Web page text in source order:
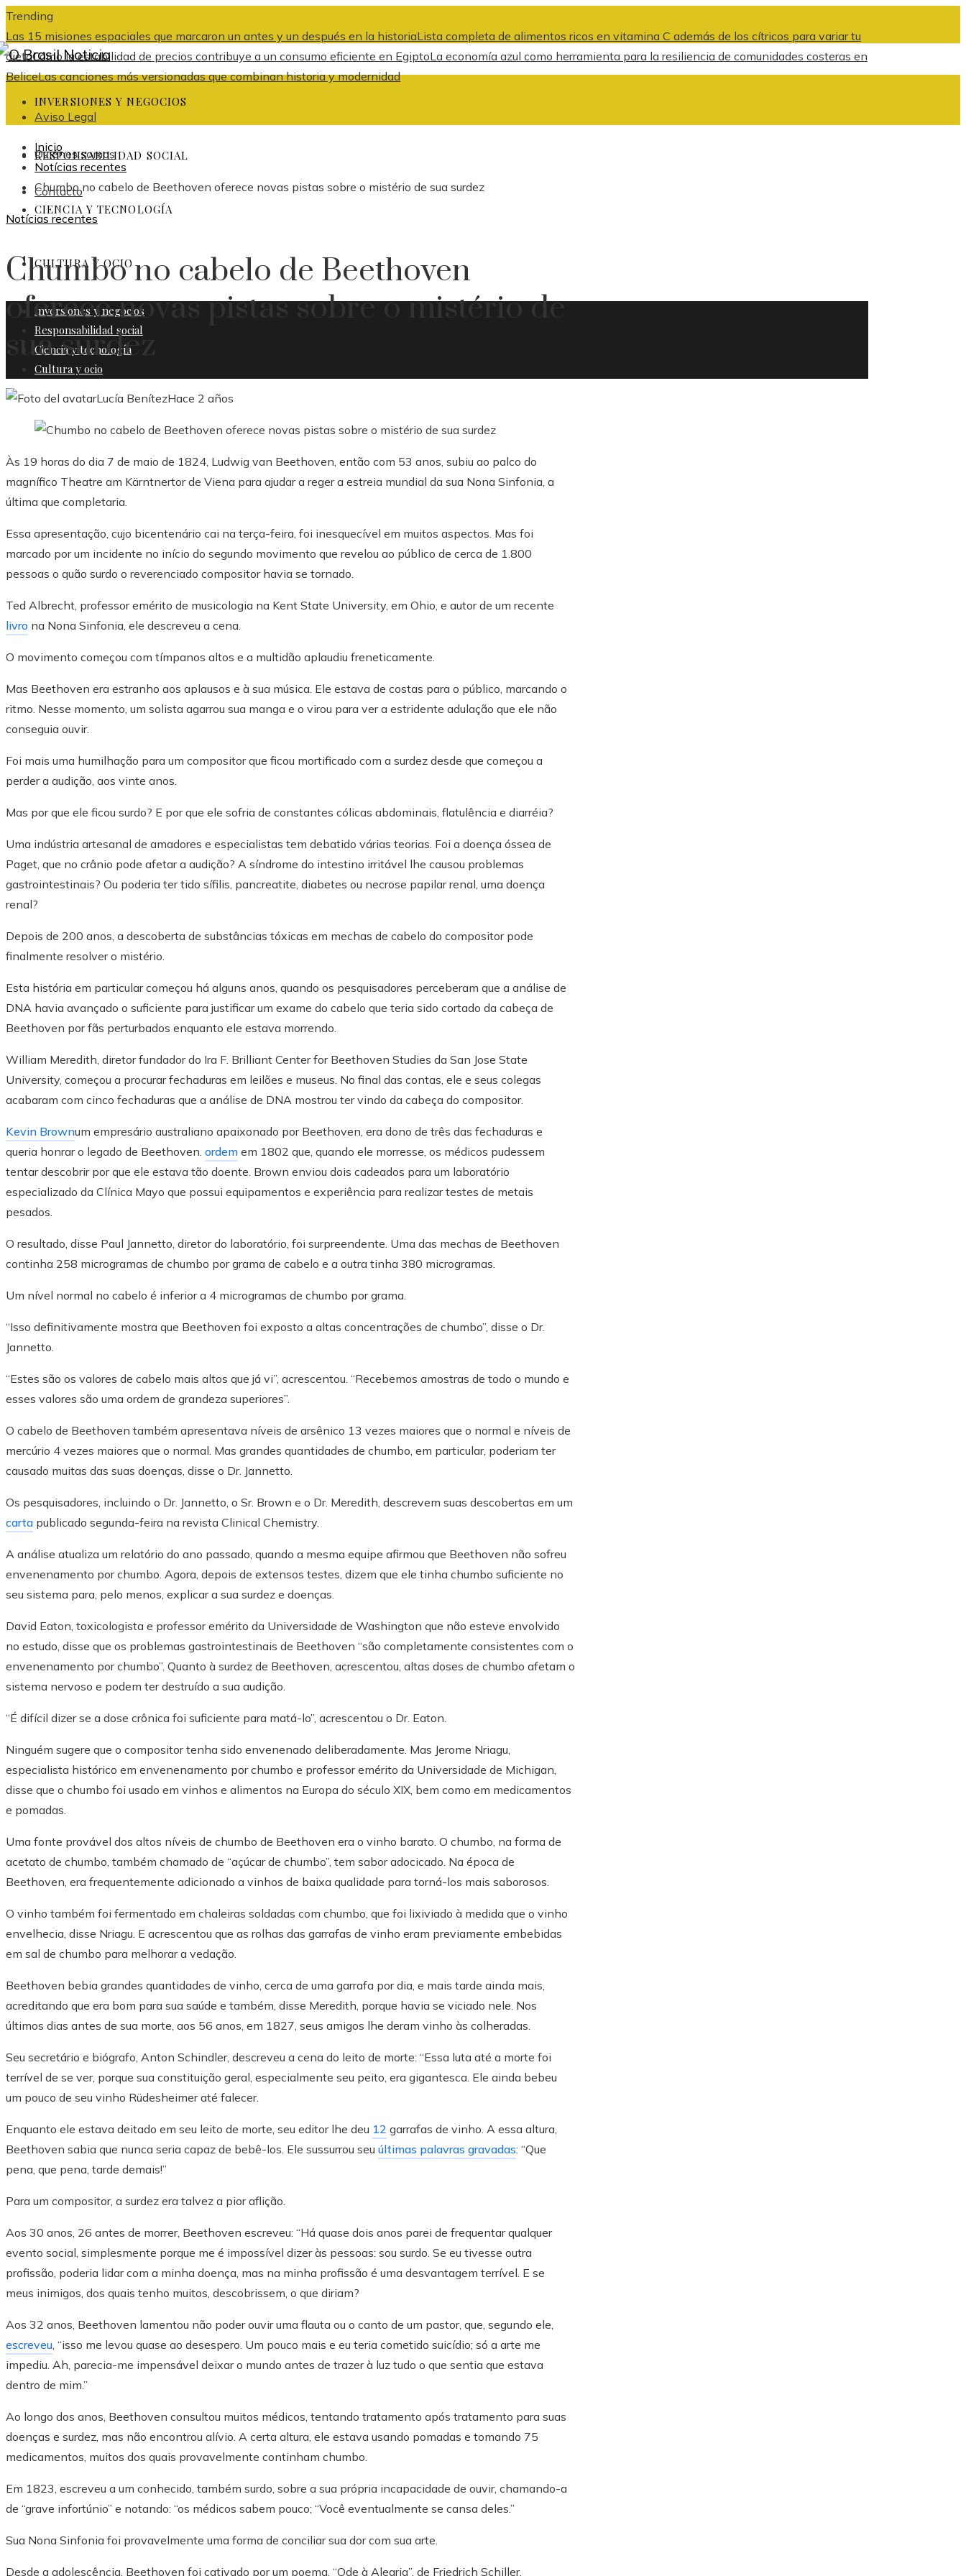
Trending
Las 15 misiones espaciales que marcaron un antes y un después en la historiaLista completa de alimentos ricos en vitamina C además de los cítricos para variar tu
dietaCómo la estabilidad de precios contribuye a un consumo eficiente en EgiptoLa economía azul como herramienta para la resiliencia de comunidades costeras en
BeliceLas canciones más versionadas que combinan historia y modernidad
Aviso Legal
Quiénes somos
Contacto
INVERSIONES Y NEGOCIOS
RESPONSABILIDAD SOCIAL
CIENCIA Y TECNOLOGÍA
CULTURA Y OCIO
Inversiones y negocios
Responsabilidad social
Ciencia y tecnología
Cultura y ocio
Inicio
Notícias recentes
Chumbo no cabelo de Beethoven oferece novas pistas sobre o mistério de sua surdez
Notícias recentes
Chumbo no cabelo de Beethoven
oferece novas pistas sobre o mistério de
sua surdez
Lucía BenítezHace 2 años
Às 19 horas do dia 7 de maio de 1824, Ludwig van Beethoven, então com 53 anos, subiu ao palco do
magnífico Theatre am Kärntnertor de Viena para ajudar a reger a estreia mundial da sua Nona Sinfonia, a
última que completaria.
Essa apresentação, cujo bicentenário cai na terça-feira, foi inesquecível em muitos aspectos. Mas foi
marcado por um incidente no início do segundo movimento que revelou ao público de cerca de 1.800
pessoas o quão surdo o reverenciado compositor havia se tornado.
Ted Albrecht, professor emérito de musicologia na Kent State University, em Ohio, e autor de um recente
livro na Nona Sinfonia, ele descreveu a cena.
O movimento começou com tímpanos altos e a multidão aplaudiu freneticamente.
Mas Beethoven era estranho aos aplausos e à sua música. Ele estava de costas para o público, marcando o
ritmo. Nesse momento, um solista agarrou sua manga e o virou para ver a estridente adulação que ele não
conseguia ouvir.
Foi mais uma humilhação para um compositor que ficou mortificado com a surdez desde que começou a
perder a audição, aos vinte anos.
Mas por que ele ficou surdo? E por que ele sofria de constantes cólicas abdominais, flatulência e diarréia?
Uma indústria artesanal de amadores e especialistas tem debatido várias teorias. Foi a doença óssea de
Paget, que no crânio pode afetar a audição? A síndrome do intestino irritável lhe causou problemas
gastrointestinais? Ou poderia ter tido sífilis, pancreatite, diabetes ou necrose papilar renal, uma doença
renal?
Depois de 200 anos, a descoberta de substâncias tóxicas em mechas de cabelo do compositor pode
finalmente resolver o mistério.
Esta história em particular começou há alguns anos, quando os pesquisadores perceberam que a análise de
DNA havia avançado o suficiente para justificar um exame do cabelo que teria sido cortado da cabeça de
Beethoven por fãs perturbados enquanto ele estava morrendo.
William Meredith, diretor fundador do Ira F. Brilliant Center for Beethoven Studies da San Jose State
University, começou a procurar fechaduras em leilões e museus. No final das contas, ele e seus colegas
acabaram com cinco fechaduras que a análise de DNA mostrou ter vindo da cabeça do compositor.
Kevin Brownum empresário australiano apaixonado por Beethoven, era dono de três das fechaduras e
queria honrar o legado de Beethoven. ordem em 1802 que, quando ele morresse, os médicos pudessem
tentar descobrir por que ele estava tão doente. Brown enviou dois cadeados para um laboratório
especializado da Clínica Mayo que possui equipamentos e experiência para realizar testes de metais
pesados.
O resultado, disse Paul Jannetto, diretor do laboratório, foi surpreendente. Uma das mechas de Beethoven
continha 258 microgramas de chumbo por grama de cabelo e a outra tinha 380 microgramas.
Um nível normal no cabelo é inferior a 4 microgramas de chumbo por grama.
“Isso definitivamente mostra que Beethoven foi exposto a altas concentrações de chumbo”, disse o Dr.
Jannetto.
“Estes são os valores de cabelo mais altos que já vi”, acrescentou. “Recebemos amostras de todo o mundo e
esses valores são uma ordem de grandeza superiores”.
O cabelo de Beethoven também apresentava níveis de arsênico 13 vezes maiores que o normal e níveis de
mercúrio 4 vezes maiores que o normal. Mas grandes quantidades de chumbo, em particular, poderiam ter
causado muitas das suas doenças, disse o Dr. Jannetto.
Os pesquisadores, incluindo o Dr. Jannetto, o Sr. Brown e o Dr. Meredith, descrevem suas descobertas em um
carta publicado segunda-feira na revista Clinical Chemistry.
A análise atualiza um relatório do ano passado, quando a mesma equipe afirmou que Beethoven não sofreu
envenenamento por chumbo. Agora, depois de extensos testes, dizem que ele tinha chumbo suficiente no
seu sistema para, pelo menos, explicar a sua surdez e doenças.
David Eaton, toxicologista e professor emérito da Universidade de Washington que não esteve envolvido
no estudo, disse que os problemas gastrointestinais de Beethoven “são completamente consistentes com o
envenenamento por chumbo”. Quanto à surdez de Beethoven, acrescentou, altas doses de chumbo afetam o
sistema nervoso e podem ter destruído a sua audição.
“É difícil dizer se a dose crônica foi suficiente para matá-lo”, acrescentou o Dr. Eaton.
Ninguém sugere que o compositor tenha sido envenenado deliberadamente. Mas Jerome Nriagu,
especialista histórico em envenenamento por chumbo e professor emérito da Universidade de Michigan,
disse que o chumbo foi usado em vinhos e alimentos na Europa do século XIX, bem como em medicamentos
e pomadas.
Uma fonte provável dos altos níveis de chumbo de Beethoven era o vinho barato. O chumbo, na forma de
acetato de chumbo, também chamado de “açúcar de chumbo”, tem sabor adocicado. Na época de
Beethoven, era frequentemente adicionado a vinhos de baixa qualidade para torná-los mais saborosos.
O vinho também foi fermentado em chaleiras soldadas com chumbo, que foi lixiviado à medida que o vinho
envelhecia, disse Nriagu. E acrescentou que as rolhas das garrafas de vinho eram previamente embebidas
em sal de chumbo para melhorar a vedação.
Beethoven bebia grandes quantidades de vinho, cerca de uma garrafa por dia, e mais tarde ainda mais,
acreditando que era bom para sua saúde e também, disse Meredith, porque havia se viciado nele. Nos
últimos dias antes de sua morte, aos 56 anos, em 1827, seus amigos lhe deram vinho às colheradas.
Seu secretário e biógrafo, Anton Schindler, descreveu a cena do leito de morte: “Essa luta até a morte foi
terrível de se ver, porque sua constituição geral, especialmente seu peito, era gigantesca. Ele ainda bebeu
um pouco de seu vinho Rüdesheimer até falecer.
Enquanto ele estava deitado em seu leito de morte, seu editor lhe deu 12 garrafas de vinho. A essa altura,
Beethoven sabia que nunca seria capaz de bebê-los. Ele sussurrou seu últimas palavras gravadas: “Que
pena, que pena, tarde demais!”
Para um compositor, a surdez era talvez a pior aflição.
Aos 30 anos, 26 antes de morrer, Beethoven escreveu: “Há quase dois anos parei de frequentar qualquer
evento social, simplesmente porque me é impossível dizer às pessoas: sou surdo. Se eu tivesse outra
profissão, poderia lidar com a minha doença, mas na minha profissão é uma desvantagem terrível. E se
meus inimigos, dos quais tenho muitos, descobrissem, o que diriam?
Aos 32 anos, Beethoven lamentou não poder ouvir uma flauta ou o canto de um pastor, que, segundo ele,
escreveu, “isso me levou quase ao desespero. Um pouco mais e eu teria cometido suicídio; só a arte me
impediu. Ah, parecia-me impensável deixar o mundo antes de trazer à luz tudo o que sentia que estava
dentro de mim.”
Ao longo dos anos, Beethoven consultou muitos médicos, tentando tratamento após tratamento para suas
doenças e surdez, mas não encontrou alívio. A certa altura, ele estava usando pomadas e tomando 75
medicamentos, muitos dos quais provavelmente continham chumbo.
Em 1823, escreveu a um conhecido, também surdo, sobre a sua própria incapacidade de ouvir, chamando-a
de “grave infortúnio” e notando: “os médicos sabem pouco; “Você eventualmente se cansa deles.”
Sua Nona Sinfonia foi provavelmente uma forma de conciliar sua dor com sua arte.
Desde a adolescência, Beethoven foi cativado por um poema, “Ode à Alegria”, de Friedrich Schiller.